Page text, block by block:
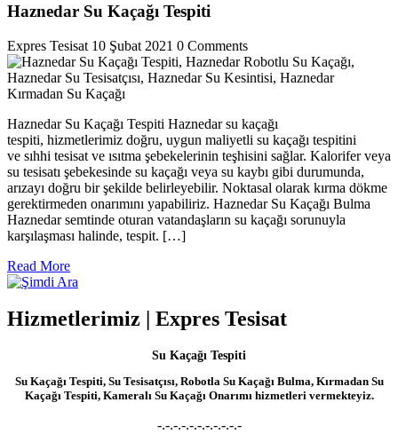
Haznedar Su Kaçağı Tespiti
Expres Tesisat 10 Şubat 2021 0 Comments
Haznedar Su Kaçağı Tespiti Haznedar su kaçağı
tespiti, hizmetlerimiz doğru, uygun maliyetli su kaçağı tespitini
ve sıhhi tesisat ve ısıtma şebekelerinin teşhisini sağlar. Kalorifer veya
su tesisatı şebekesinde su kaçağı veya su kaybı gibi durumunda,
arızayı doğru bir şekilde belirleyebilir. Noktasal olarak kırma dökme
gerektirmeden onarımını yapabiliriz. Haznedar Su Kaçağı Bulma
Haznedar semtinde oturan vatandaşların su kaçağı sorunuyla
karşılaşması halinde, tespit. […]
Read MoreRead
More
Hizmetlerimiz | Expres Tesisat
Su Kaçağı Tespiti
Su Kaçağı Tespiti, Su Tesisatçısı, Robotla Su Kaçağı Bulma, Kırmadan Su
Kaçağı Tespiti, Kameralı Su Kaçağı Onarımı hizmetleri vermekteyiz.
-.-.-.-.-.-.-.-.-.-.-